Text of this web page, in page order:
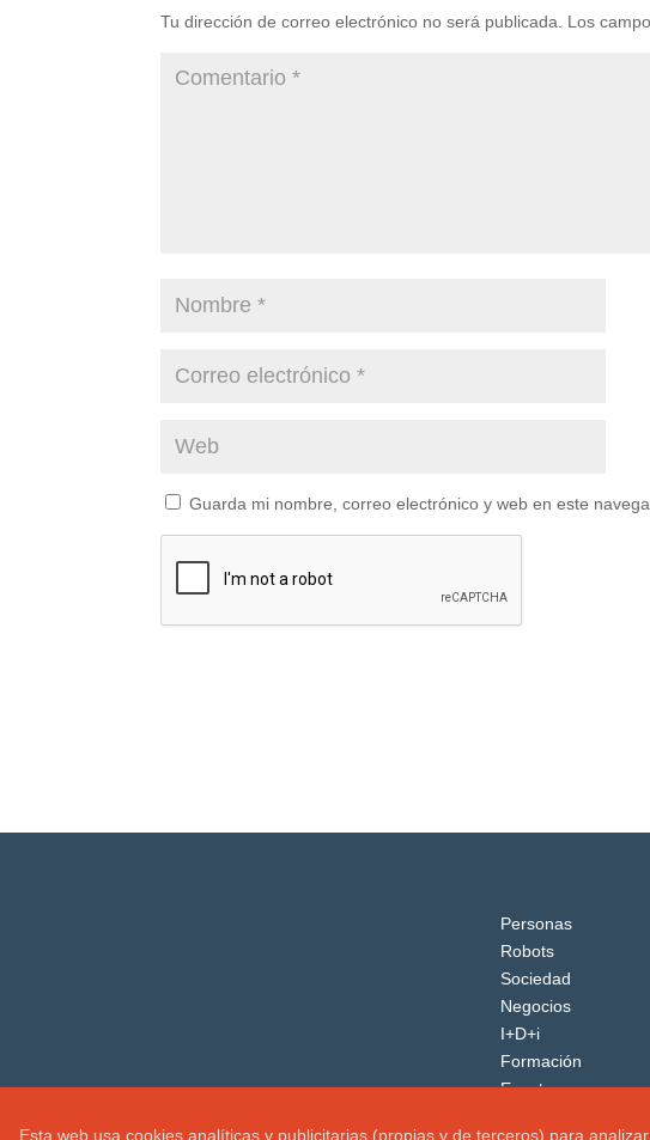
Tu dirección de correo electrónico no será publicada. Los
Guarda mi nombre, correo electrónico y web en este
Personas
Robots
Sociedad
Negocios
I+D+i
Formación
Eventos
Esta web usa cookies analíticas y publicitarias (propias y de terceros) para